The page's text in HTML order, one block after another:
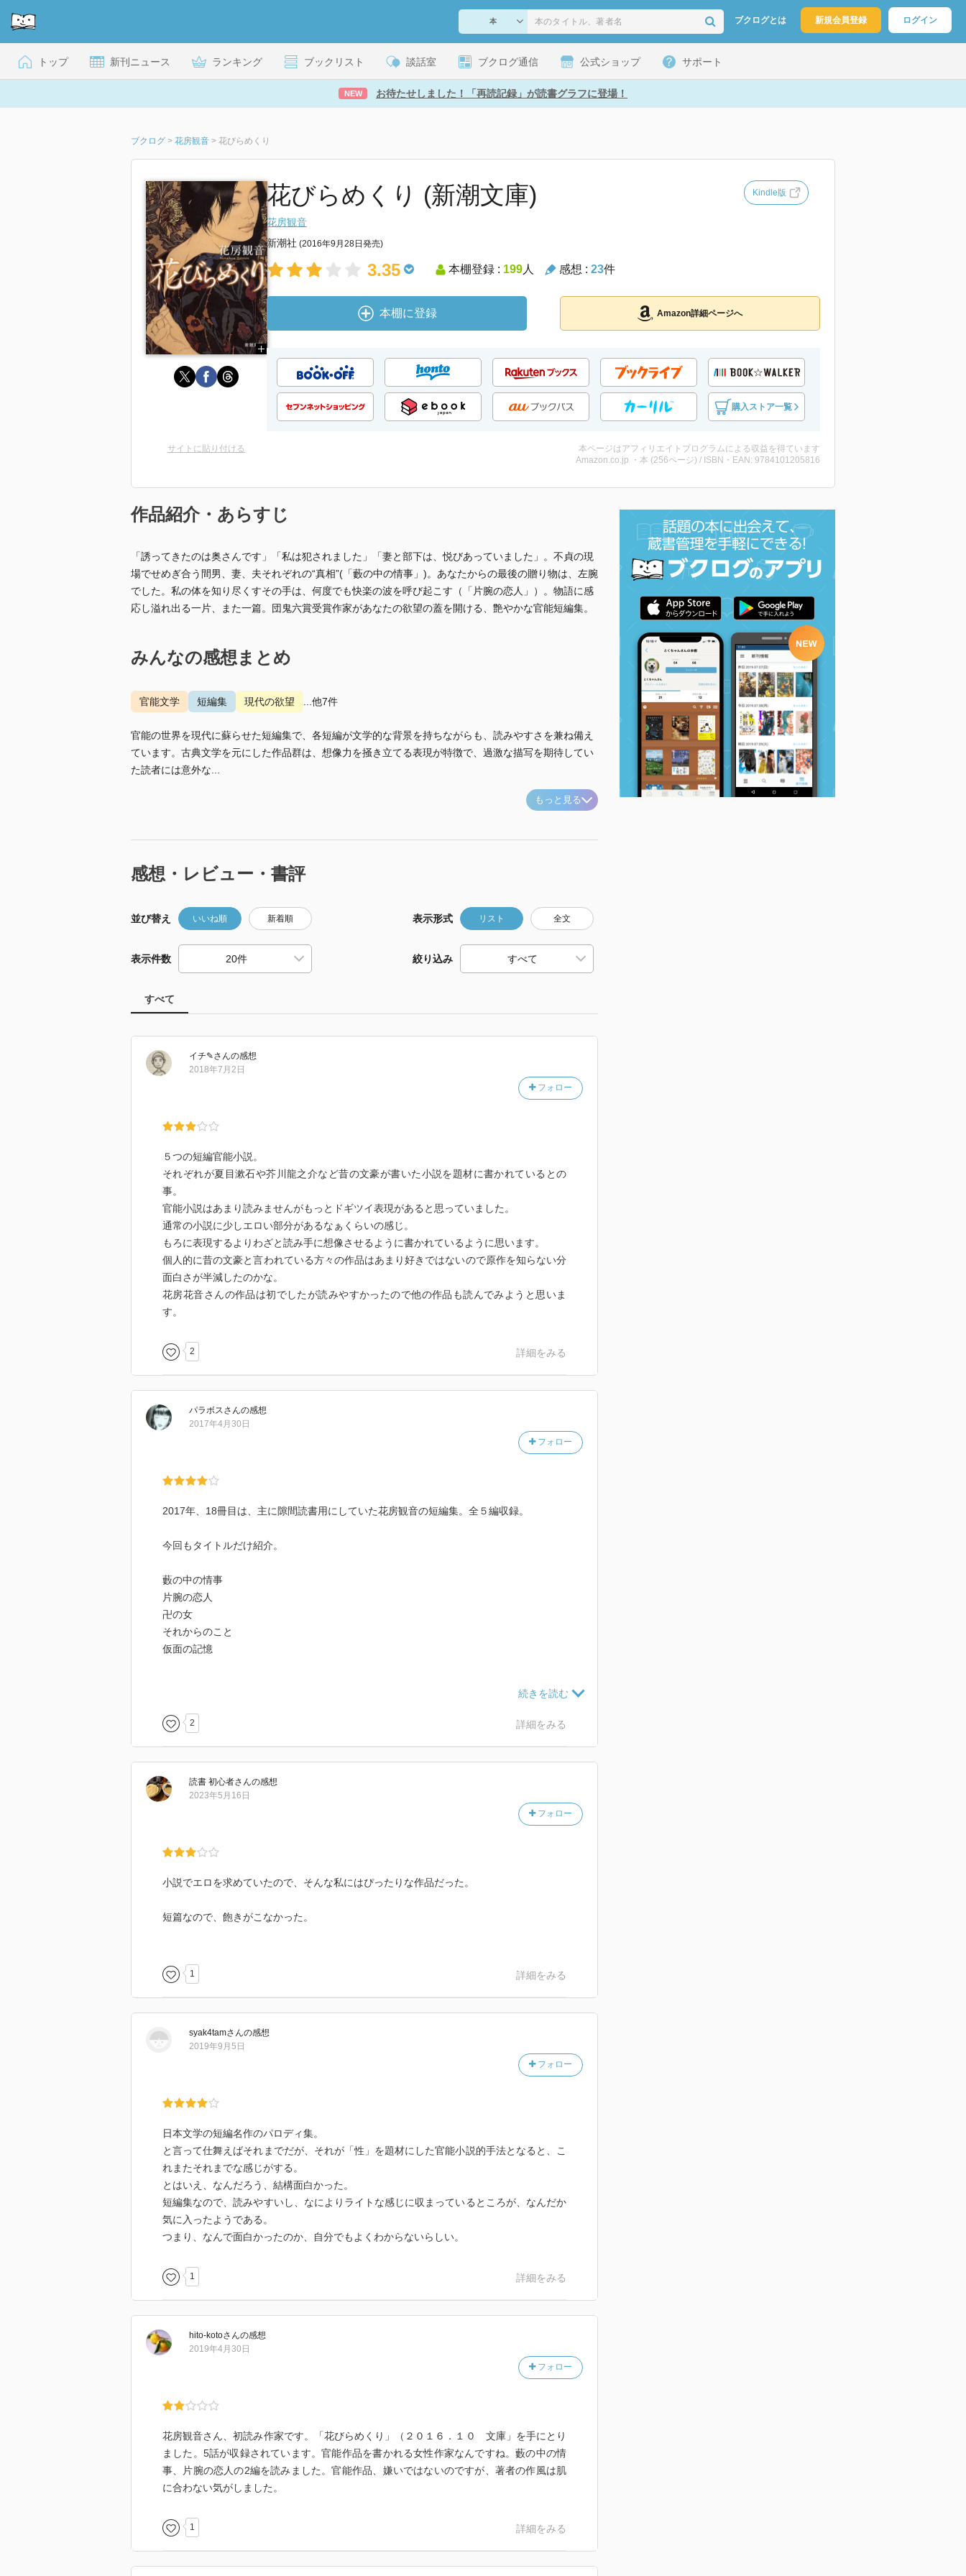
ブクログとは 新規会員登録 ログイン
トップ 新刊ニュース ランキング ブックリスト 談話室 ブクログ通信 公式ショップ サポート
NEW お待たせしました！「再読記録」が読書グラフに登場！
ブクログ > 花房観音 > 花びらめくり
花びらめくり (新潮文庫) Kindle版
花房観音
新潮社 (2016年9月28日発売)
3.35 本棚登録 : 199人 感想 : 23件
本棚に登録 Amazon詳細ページへ
購入ストア一覧
サイトに貼り付ける
本ページはアフィリエイトプログラムによる収益を得ています
Amazon.co.jp ・本 (256ページ) / ISBN・EAN: 9784101205816
作品紹介・あらすじ
「誘ってきたのは奥さんです」「私は犯されました」「妻と部下は、悦びあっていました」。不貞の現
場でせめぎ合う間男、妻、夫それぞれの“真相”(「藪の中の情事」)。あなたからの最後の贈り物は、左腕
でした。私の体を知り尽くすその手は、何度でも快楽の波を呼び起こす（「片腕の恋人」）。物語に感
応し溢れ出る一片、また一篇。団鬼六賞受賞作家があなたの欲望の蓋を開ける、艶やかな官能短編集。
みんなの感想まとめ
官能文学 短編集 現代の欲望 ...他7件
官能の世界を現代に蘇らせた短編集で、各短編が文学的な背景を持ちながらも、読みやすさを兼ね備え
ています。古典文学を元にした作品群は、想像力を掻き立てる表現が特徴で、過激な描写を期待してい
た読者には意外な...
もっと見る
感想・レビュー・書評
並び替え いいね順 新着順 表示形式 リスト 全文
表示件数 絞り込み
すべて
イチ✎‎さんの感想
フォロー
2018年7月2日
５つの短編官能小説。
それぞれが夏目漱石や芥川龍之介など昔の文豪が書いた小説を題材に書かれているとの
事。
官能小説はあまり読みませんがもっとドギツイ表現があると思っていました。
通常の小説に少しエロい部分があるなぁくらいの感じ。
もろに表現するよりわざと読み手に想像させるように書かれているように思います。
個人的に昔の文豪と言われている方々の作品はあまり好きではないので原作を知らない分
面白さが半減したのかな。
花房花音さんの作品は初でしたが読みやすかったので他の作品も読んでみようと思いま
す。
2 詳細をみる
パラボスさんの感想
フォロー
2017年4月30日
2017年、18冊目は、主に隙間読書用にしていた花房観音の短編集。全５編収録。
今回もタイトルだけ紹介。
藪の中の情事
片腕の恋人
卍の女
それからのこと
仮面の記憶
ミック『谷崎万華鏡』のレビューでも記したが、自分、文学音痴の読書好き。したがっ
て、元ネタはほぼ知らずに読みました。
５編、どれも及第点超え。
花房観音の丁寧な作りと描写で、(短編のためもあるが、)少ない登場人物を鮮明に描けて
ある「本来の効用」としては)「卍の女」位しか機能しなかった。隙間読書として、主に
2 詳細をみる
読書 初心者さんの感想
フォロー
2023年5月16日
小説でエロを求めていたので、そんな私にはぴったりな作品だった。
短篇なので、飽きがこなかった。
1 詳細をみる
syak4tamさんの感想
フォロー
2019年9月5日
日本文学の短編名作のパロディ集。
と言って仕舞えばそれまでだが、それが「性」を題材にした官能小説的手法となると、こ
れまたそれまでな感じがする。
とはいえ、なんだろう、結構面白かった。
短編集なので、読みやすいし、なによりライトな感じに収まっているところが、なんだか
気に入ったようである。
つまり、なんで面白かったのか、自分でもよくわからないらしい。
1 詳細をみる
hito-kotoさんの感想
フォロー
2019年4月30日
花房観音さん、初読み作家です。「花びらめくり」（２０１６．１０ 文庫」を手にとり
ました。5話が収録されています。官能作品を書かれる女性作家なんですね。藪の中の情
事、片腕の恋人の2編を読みました。官能作品、嫌いではないのですが、著者の作風は肌
に合わない気がしました。
1 詳細をみる